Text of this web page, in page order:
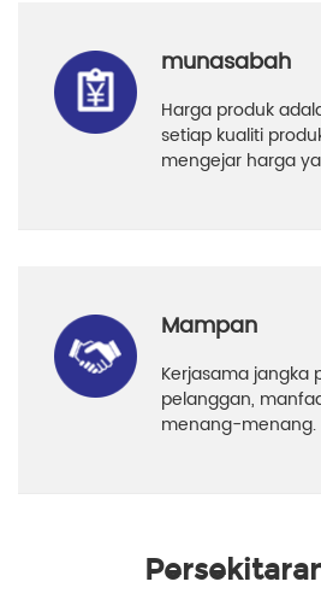
munasabah
Harga produk
setiap kualiti
mengejar harga
Mampan
Kerjasama jangka
pelanggan,
menang-menang.